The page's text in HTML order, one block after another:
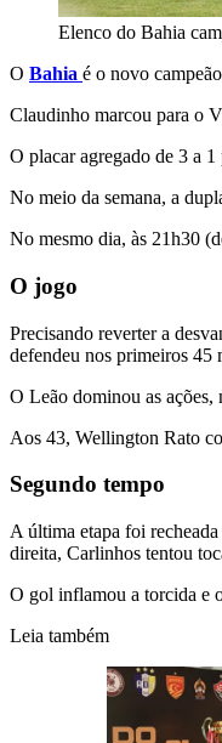
Elenco do Bahia
O Bahia é o novo
Claudinho marcou para o
O placar agregado de 3 a
No meio da semana, a
No mesmo dia, às 21h30
O jogo
Precisando reverter a
defendeu nos primeiros 45
O Leão dominou as
Aos 43, Wellington Rato
Segundo tempo
A última etapa foi
direita, Carlinhos tentou
O gol inflamou a torcida e
Leia também